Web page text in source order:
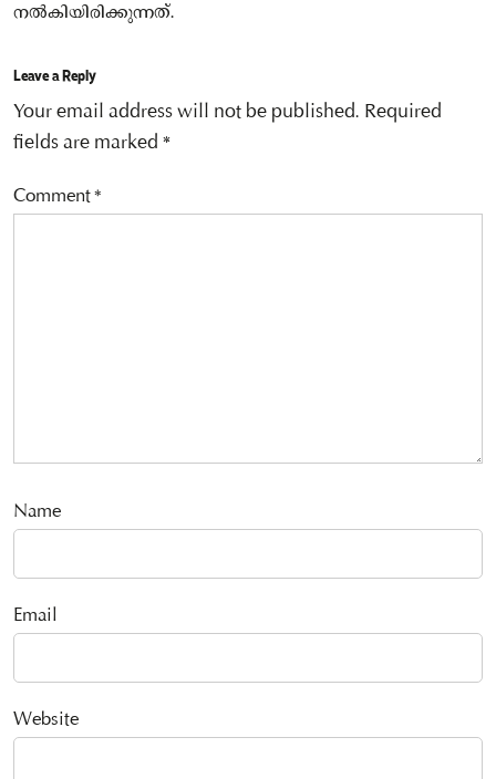
നല്‍കിയിരിക്കുന്നത്.
Leave a Reply
Your email address will not be published. Required
fields are marked *
Comment*
Name
Email
Website